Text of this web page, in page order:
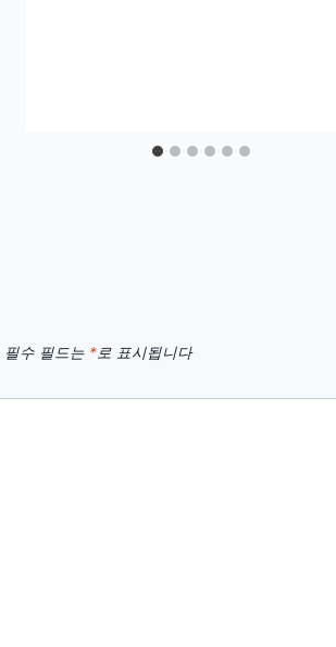
필수 필드는 *로 표시됩니다